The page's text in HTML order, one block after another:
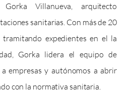
Villanueva, arquitecto
sanitarias. Con más de 20
tramitando expedientes en el la
Gorka lidera el equipo de
empresas y autónomos a abrir
con la normativa sanitaria.